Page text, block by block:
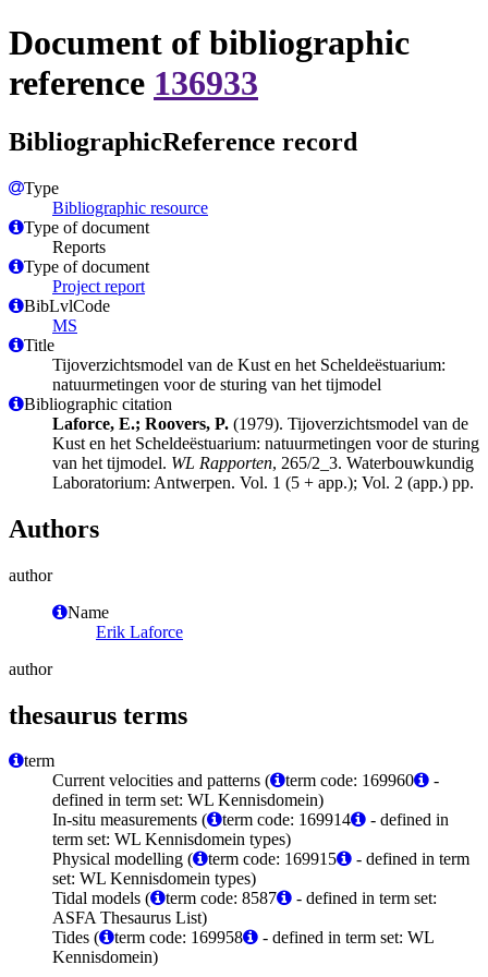
Document of bibliographic
reference 136933
BibliographicReference record
Type
Bibliographic resource
Type of document
Reports
Type of document
Project report
BibLvlCode
MS
Title
Tijoverzichtsmodel van de Kust en het Scheldeëstuarium:
natuurmetingen voor de sturing van het tijmodel
Bibliographic citation
Laforce, E.; Roovers, P. (1979). Tijoverzichtsmodel van de
Kust en het Scheldeëstuarium: natuurmetingen voor de sturing
van het tijmodel. WL Rapporten, 265/2_3. Waterbouwkundig
Laboratorium: Antwerpen. Vol. 1 (5 + app.); Vol. 2 (app.) pp.
Authors
author
Name
Erik Laforce
author
thesaurus terms
term
Current velocities and patterns (
term code: 169960
-
defined in term set: WL Kennisdomein)
In-situ measurements (
term code: 169914
- defined in
term set: WL Kennisdomein types)
Physical modelling (
term code: 169915
- defined in term
set: WL Kennisdomein types)
Tidal models (
term code: 8587
- defined in term set:
ASFA Thesaurus List)
Tides (
term code: 169958
- defined in term set: WL
Kennisdomein)